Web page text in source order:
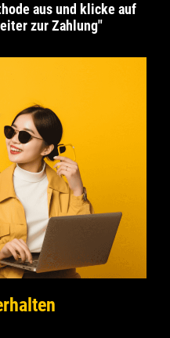
aus und klicke auf
zur Zahlung"